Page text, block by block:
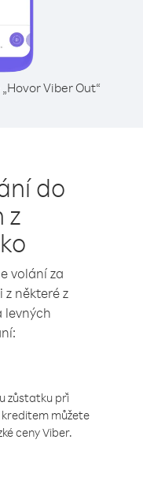
Viber Out“
do
z
volání za
z některé z
levných
zůstatku při
můžete
ceny Viber.